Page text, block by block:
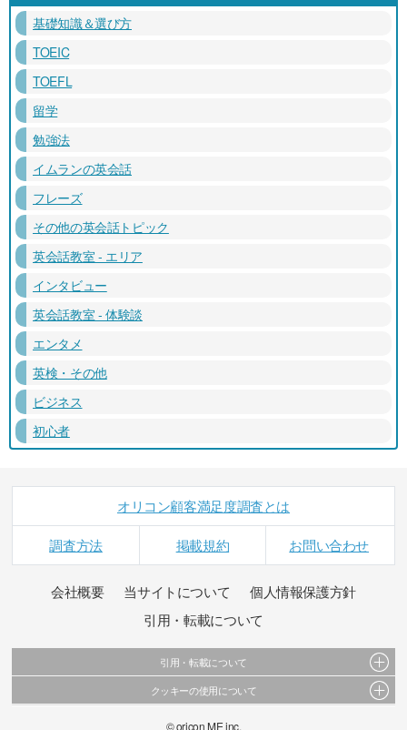
基礎知識＆選び方
TOEIC
TOEFL
留学
勉強法
イムランの英会話
フレーズ
その他の英会話トピック
英会話教室 - エリア
インタビュー
英会話教室 - 体験談
エンタメ
英検・その他
ビジネス
初心者
オリコン顧客満足度調査とは
調査方法 掲載規約 お問い合わせ
会社概要 当サイトについて
個人情報保護方針
引用・転載について
引用・転載について
当サイトで公開されている情報（文字、写真、イラスト、画像データ等）及びこれらの配
これらの情報を権利者の許可なく無断転載・複製などの二次利用を行うことは固く禁じてお
クッキーの使用について
このサイトでは Cookie を使用して、ユーザーに合わせたコンテンツや広告の表示、ソーシャ
© oricon ME inc.